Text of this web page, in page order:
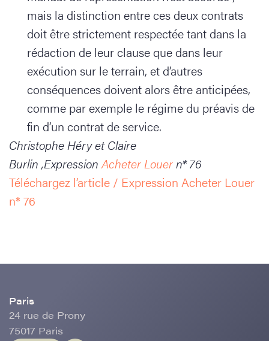
mais la distinction entre ces deux contrats
doit être strictement respectée tant dans la
rédaction de leur clause que dans leur
exécution sur le terrain, et d’autres
conséquences doivent alors être anticipées,
comme par exemple le régime du préavis de
fin d’un contrat de service.
Christophe Héry et Claire
Burlin ,ExpressionAcheter Louern* 76
Téléchargez l’article / Expression Acheter Louer
n* 76
Paris
24 rue de Prony
75017 Paris